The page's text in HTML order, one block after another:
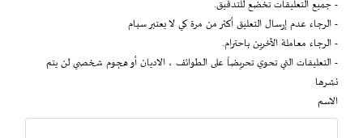
- جميع التعليقات تخضع للتدقيق.
- الرجاء عدم إرسال التعليق أكثر من مرة كي لا يعتبر سبام
- الرجاء معاملة الآخرين باحترام.
- التعليقات التي تحوي تحريضاً على الطوائف ، الاديان أو هجوم شخصي لن يتم
نشرها
الاسم